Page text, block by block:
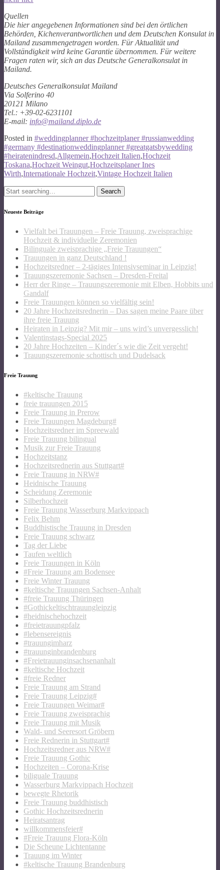
Quellen
Die hier angegebenen Informationen sind bei den örtlichen
Behörden, Kichenverantwortlichen und dem Deutschen Konsulat in
Mailand zusammengetragen worden. Für Aktualität und
Vollständigkeit wird keine Garantie übernommen. Für weitere
Fragen raten wir, sich an das Deutsche Generalkonsulat in
Mailand.
Deutsches Generalkonsulat Mailand
Via Solferino 40
20121 Milano
Tel.: +39-02-6231101
E-mail: info@mailand.diplo.de
Posted in #weddingplanner #hochzeitplaner #russianwedding
#germany #destinationweddingplanner #greatgatsbywedding
#heiratenindresd,Allgemein,Hochzeit Italien,Hochzeit
Toskana,Hochzeit Weingut,Hochzeitsplaner Ines
Wirth,Internationale Hochzeit,Vintage Hochzeit Italien
Search
for:
Neueste Beiträge
Vielfalt bei Trauungen – Freie Trauung, zweisprachige
Hochzeit & individuelle Zeremonien
Bilinguale zweisprachige „Freie Trauungen“
Trauungen in ganz Deutschland !
Hochzeitsredner – 2-tägiges Intensivseminar in Leipzig!
Trauungszeremonie Sachsen – Dresden-Freital
Herr der Ringe – Trauungszeremonie mit Elben, Hobbits und
Gandalf
Freie Trauungen können so vielfältig sein!
20 Jahre Hochzeitsrednerin – Das sagen meine Paare über
ihre freie Trauung
Heiraten in Leipzig? Mit mir – uns wird’s unvergesslich!
Valentinstags-Special 2025
20 Jahre Hochzeiten – Kinder´s wie die Zeit vergeht!
Trauungszeremonie schottisch und Dudelsack
Freie Trauung
#keltische Trauung
freie trauungen 2015
Freie Trauung in Prerow
Freie Trauungen Magdeburg#
Hochzeitsredner im Spreewald
Freie Trauung bilingual
Musik zur Freie Trauung
Hochzeitstanz
Hochzeitsrednerin aus Stuttgart#
Freie Trauung in NRW#
Heidnische Trauung
Scheidung Zeremonie
Silberhochzeit
Freie Trauung Wasserburg Markvippach
Felix Behm
Buddhistische Trauung in Dresden
Freie Trauung schwarz
Tag der Liebe
Taufen weltlich
Freie Trauungen in Köln
#Freie Trauung am Bodensee
Freie Winter Trauung
#keltische Trauungen Sachsen-Anhalt
#freie Trauung Thüringen
#Gothickeltischtrauungleipzig
#heidnischehochzeit
#freietrauungpfalz
#lebensereignis
#trauungimharz
#trauunginbrandenburg
#Freietrauunginsachsenanhalt
#keltische Hochzeit
#freie Redner
Freie Trauung am Strand
Freie Trauung Leipzig#
Freie Trauungen Weimar#
Freie Trauung zweisprachig
Freie Trauung mit Musik
Wald- und Seeresort Gröbern
Freie Rednerin in Stuttgart#
Hochzeitsredner aus NRW#
Freie Trauung Gothic
Hochzeiten – Corona-Krise
biliguale Trauung
Wasserburg Markvippach Hochzeit
bewegte Rhetorik
Freie Trauung buddhistisch
Gothic Hochzeitsrednerin
Heiratsantrag
willkommensfeier#
#Freie Trauung Flora-Köln
Die Scheune Lichtentanne
Trauung im Winter
#keltische Trauung Brandenburg